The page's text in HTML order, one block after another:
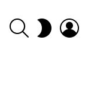
SEARCH SWITCH
SKIN